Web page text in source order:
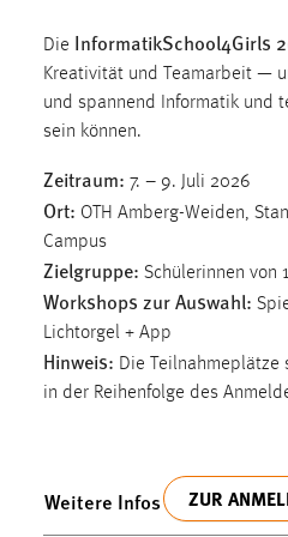
Die InformatikSchool4Girls
Kreativität und Teamarbeit —
und spannend Informatik und
sein können.
Zeitraum: 7. – 9. Juli 2026
Ort: OTH Amberg-Weiden,
Campus
Zielgruppe: Schülerinnen von
Workshops zur Auswahl:
Lichtorgel + App
Hinweis: Die
in der Reihenfolge des
Weitere Infos ZUR
Performance
Name:
Zweck:
Für performante
Sprachpräferenz
Name:
site-language-preference
Das Cookie speichert die
Cookie Laufzeit: